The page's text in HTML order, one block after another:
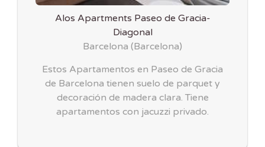
Alos Apartments Paseo de Gracia-
Diagonal
Barcelona (Barcelona)
Estos Apartamentos en Paseo de Gracia
de Barcelona tienen suelo de parquet y
decoración de madera clara. Tiene
apartamentos con jacuzzi privado.